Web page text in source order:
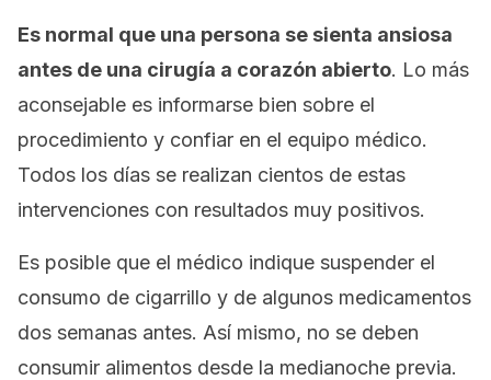
Es normal que una persona se sienta ansiosa
antes de una cirugía a corazón abierto. Lo más
aconsejable es informarse bien sobre el
procedimiento y confiar en el equipo médico.
Todos los días se realizan cientos de estas
intervenciones con resultados muy positivos.
Es posible que el médico indique suspender el
consumo de cigarrillo y de algunos medicamentos
dos semanas antes. Así mismo, no se deben
consumir alimentos desde la medianoche previa.